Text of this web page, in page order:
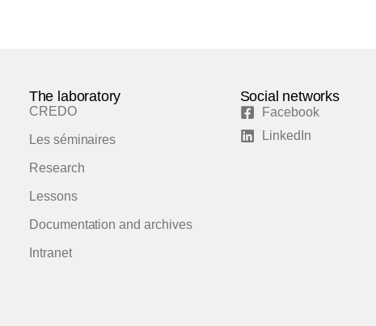
The laboratory
CREDO
Les séminaires
Research
Lessons
Documentation and archives
Intranet
Social networks
Facebook
LinkedIn